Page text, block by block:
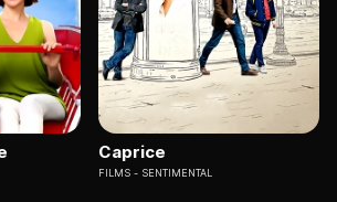
Caprice
FILMS SENTIMENTAL